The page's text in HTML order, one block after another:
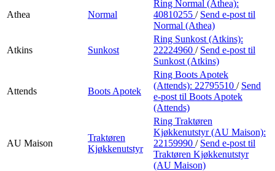
Athea Normal
Ring Normal (Athea):
40810255 / Send e-post til
Normal (Athea)
Atkins Sunkost
Ring Sunkost (Atkins):
22224960 / Send e-post til
Sunkost (Atkins)
Attends Boots Apotek
Ring Boots Apotek
(Attends): 22795510 / Send
e-post til Boots Apotek
(Attends)
AU Maison
Traktøren
Kjøkkenutstyr
Ring Traktøren
Kjøkkenutstyr (AU Maison):
22159990 / Send e-post til
Traktøren Kjøkkenutstyr
(AU Maison)